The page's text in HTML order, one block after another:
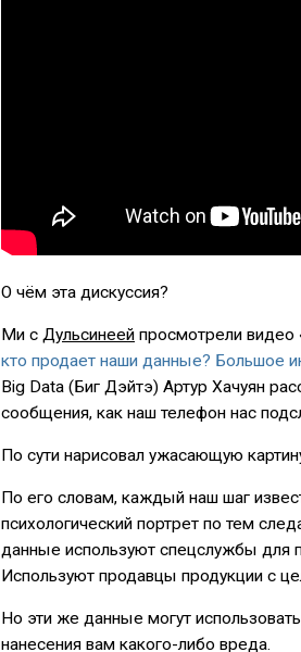
О чём эта дискуссия?
Ми с Дульсинеей просмотрели видео
кто продает наши данные? Большое
Big Data (Биг Дэйтэ) Артур Хачуян
сообщения, как наш телефон нас
По сути нарисовал ужасающую
По его словам, каждый наш шаг
психологический портрет по тем
данные используют спецслужбы для
Используют продавцы продукции с
Но эти же данные могут
нанесения вам какого-либо вреда.